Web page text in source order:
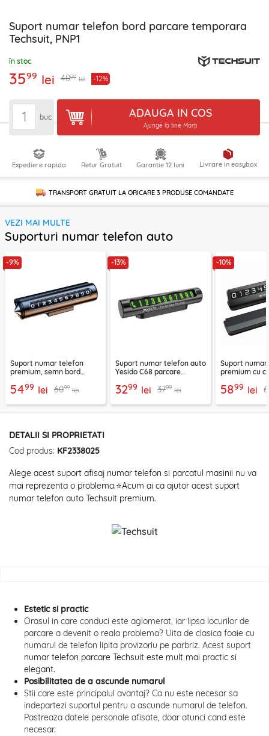
Suport numar telefon bord parcare temporara
Techsuit, PNP1
în stoc
3599 lei 4099 lei -12%
buc ADAUGA IN COS
Ajunge la tine Marți
Expediere rapida Retur Gratuit Garantie 12 luni Livrare in easybox
TRANSPORT GRATUIT LA ORICARE 3 PRODUSECOMANDATE
VEZI MAI MULTE
Suporturi numar telefon auto
-9%
Suport numar telefon
premium, semn bord
5499 lei 6099 lei
-13%
Suport numar telefon auto
Yesido C68 parcare
3299 lei 3799 lei
-10%
Suport
premium cu
DialCraft, SN1
5899 lei
DETALII SI PROPRIETATI
Cod produs: KF2338025
Alege acest suport afisaj numar telefon si parcatul masinii nu va
mai reprezenta o problema.⭐Acum ai ca ajutor acest suport
numar telefon auto Techsuit premium.
Estetic si practic
Orasul in care conduci este aglomerat, iar lipsa locurilor de
parcare a devenit o reala problema? Uita de clasica foaie cu
numarul de telefon lipita provizoriu pe parbriz. Acest suport
numar telefon parcare Techsuit este mult mai practic si
elegant.
Posibilitatea de a ascunde numarul
Stii care este principalul avantaj? Ca nu este necesar sa
indepartezi suportul pentru a ascunde numarul de telefon.
Pastreaza datele personale afisate, doar atunci cand este
necesar.